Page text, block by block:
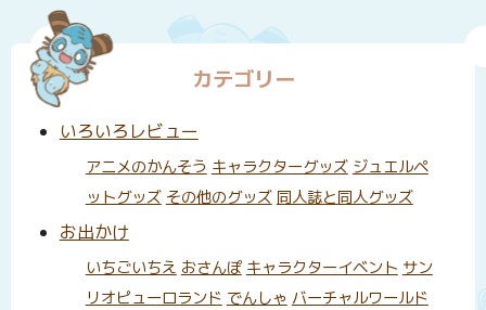
カテゴリー
いろいろレビュー
アニメのかんそう キャラクターグッズ ジュエルペ
ットグッズ その他のグッズ 同人誌と同人グッズ
お出かけ
いちごいちえ おさんぽ キャラクターイベント サン
リオピューロランド でんしゃ バーチャルワールド